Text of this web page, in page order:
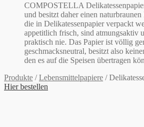
COMPOSTELLA
und besitzt daher einen naturbraunen
die in Delikatessenpapier verpackt
appetitlich frisch, sind atmungsaktiv
praktisch nie. Das Papier ist völlig
geschmacksneutral, besitzt also
den es auf die Speisen übertragen
Produkte /Lebensmittelpapiere /
Hier bestellen